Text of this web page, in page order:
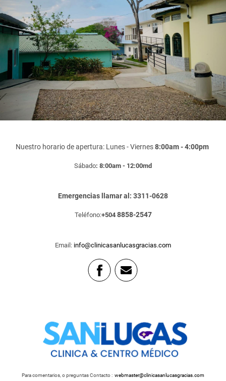
Nuestro horario de apertura: Lunes - Viernes8:00am - 4:00pm
Sábado: 8:00am - 12:00md
Emergencias llamar al: 3311-0628
Teléfono:+5048858-2547
Email: info@clinicasanlucasgracias.com
Para comentarios, o preguntas Contacto : webmaster@clinicasanlucasgracias.com